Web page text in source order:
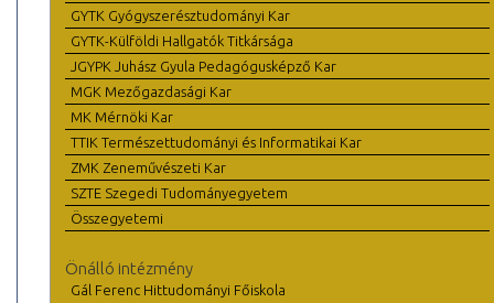
GYTK Gyógyszerésztudományi Kar
GYTK-Külföldi Hallgatók Titkársága
JGYPK Juhász Gyula Pedagógusképző Kar
MGK Mezőgazdasági Kar
MK Mérnöki Kar
TTIK Természettudományi és Informatikai Kar
ZMK Zeneművészeti Kar
SZTE Szegedi Tudományegyetem
Összegyetemi
Önálló intézmény
Gál Ferenc Hittudományi Főiskola